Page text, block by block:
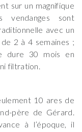
sur un magnifique
vendanges sont
avec un
2 à 4 semaines ;
dure 30 mois en
filtration.
10 ares de
père de Gérard.
à l’époque, il